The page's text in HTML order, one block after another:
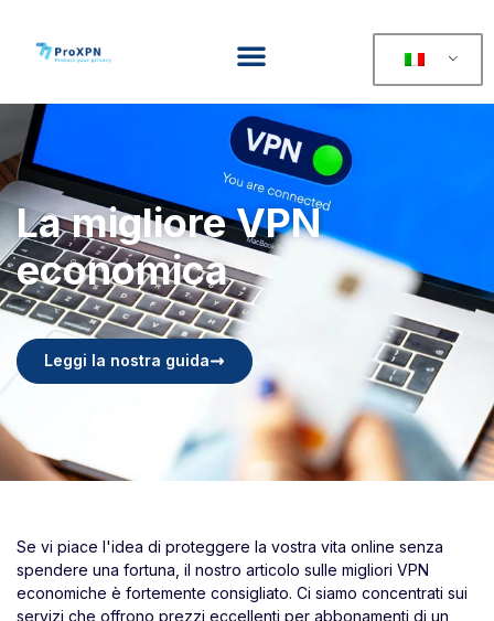
La migliore VPN
economica
Leggi la nostra guida
Se vi piace l'idea di proteggere la vostra vita online senza
spendere una fortuna, il nostro articolo sulle migliori VPN
economiche è fortemente consigliato. Ci siamo concentrati sui
servizi che offrono prezzi eccellenti per abbonamenti di un